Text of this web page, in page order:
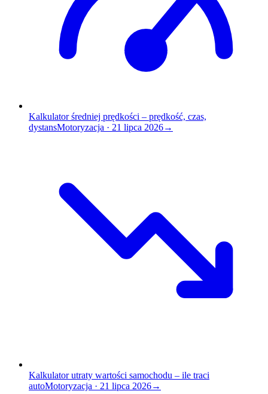
Kalkulator średniej prędkości – prędkość, czas,
dystansMotoryzacja · 21 lipca 2026→
Kalkulator utraty wartości samochodu – ile traci
autoMotoryzacja · 21 lipca 2026→